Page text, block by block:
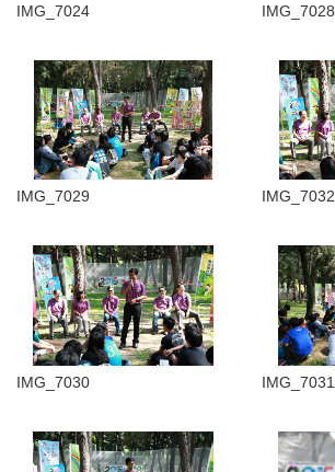
IMG_7024 IMG_7028
IMG_7029 IMG_7032
IMG_7030 IMG_7031